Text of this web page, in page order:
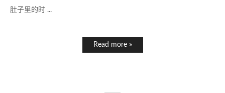
肚子里的时 ...
Read more »